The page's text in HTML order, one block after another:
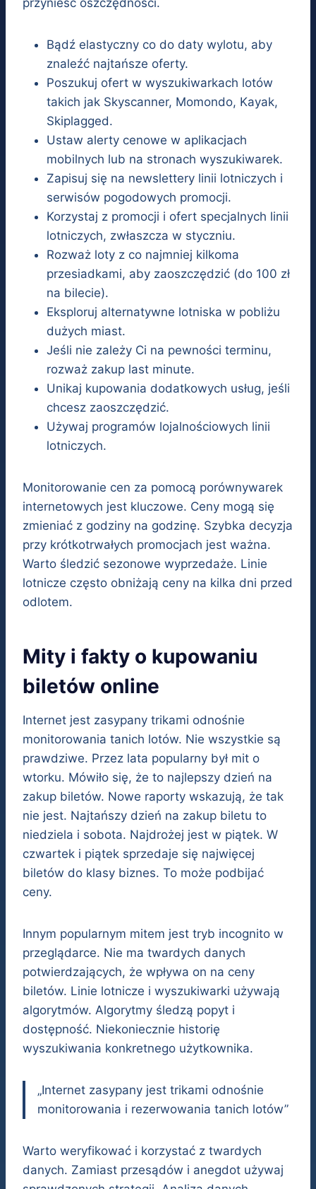
Bądź elastyczny co do daty wylotu, aby
znaleźć najtańsze oferty.
Poszukuj ofert w wyszukiwarkach lotów
takich jak Skyscanner, Momondo, Kayak,
Skiplagged.
Ustaw alerty cenowe w aplikacjach
mobilnych lub na stronach wyszukiwarek.
Zapisuj się na newslettery linii lotniczych i
serwisów pogodowych promocji.
Korzystaj z promocji i ofert specjalnych linii
lotniczych, zwłaszcza w styczniu.
Rozważ loty z co najmniej kilkoma
przesiadkami, aby zaoszczędzić (do 100 zł
na bilecie).
Eksploruj alternatywne lotniska w pobliżu
dużych miast.
Jeśli nie zależy Ci na pewności terminu,
rozważ zakup last minute.
Unikaj kupowania dodatkowych usług, jeśli
chcesz zaoszczędzić.
Używaj programów lojalnościowych linii
lotniczych.
Monitorowanie cen za pomocą porównywarek
internetowych jest kluczowe. Ceny mogą się
zmieniać z godziny na godzinę. Szybka decyzja
przy krótkotrwałych promocjach jest ważna.
Warto śledzić sezonowe wyprzedaże. Linie
lotnicze często obniżają ceny na kilka dni przed
odlotem.
Mity i fakty o kupowaniu
biletów online
Internet jest zasypany trikami odnośnie
monitorowania tanich lotów. Nie wszystkie są
prawdziwe. Przez lata popularny był mit o
wtorku. Mówiło się, że to najlepszy dzień na
zakup biletów. Nowe raporty wskazują, że tak
nie jest. Najtańszy dzień na zakup biletu to
niedziela i sobota. Najdrożej jest w piątek. W
czwartek i piątek sprzedaje się najwięcej
biletów do klasy biznes. To może podbijać
ceny.
Innym popularnym mitem jest tryb incognito w
przeglądarce. Nie ma twardych danych
potwierdzających, że wpływa on na ceny
biletów. Linie lotnicze i wyszukiwarki używają
algorytmów. Algorytmy śledzą popyt i
dostępność. Niekoniecznie historię
wyszukiwania konkretnego użytkownika.
„Internet zasypany jest trikami odnośnie
monitorowania i rezerwowania tanich lotów”
Warto weryfikować i korzystać z twardych
danych. Zamiast przesądów i anegdot używaj